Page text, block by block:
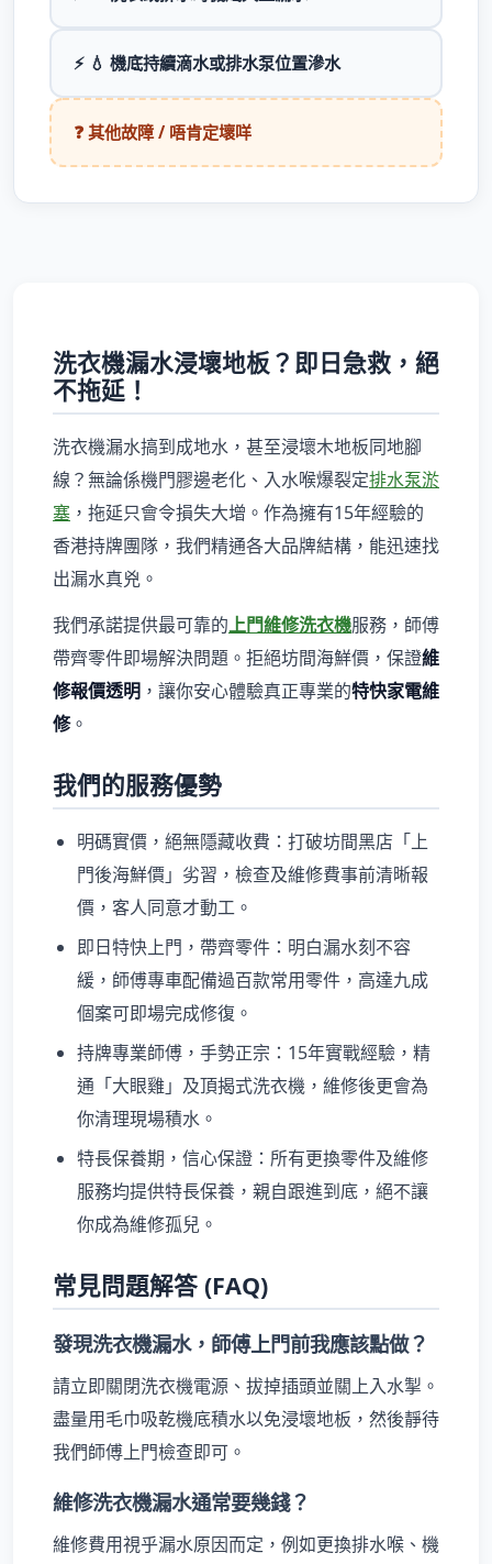
⚡ 💧 機底持續滴水或排水泵位置滲水
❓ 其他故障 / 唔肯定壞咩
洗衣機漏水浸壞地板？即日急救，絕
不拖延！
洗衣機漏水搞到成地水，甚至浸壞木地板同地腳
線？無論係機門膠邊老化、入水喉爆裂定排水泵淤
塞 ，拖延只會令損失大增。作為擁有15年經驗的
香港持牌團隊，我們精通各大品牌結構，能迅速找
出漏水真兇。
我們承諾提供最可靠的上門維修洗衣機服務，師傅
帶齊零件即場解決問題。拒絕坊間海鮮價，保證維
修報價透明 ，讓你安心體驗真正專業的特快家電維
修。
我們的服務優勢
明碼實價，絕無隱藏收費：打破坊間黑店「上
門後海鮮價」劣習，檢查及維修費事前清晰報
價，客人同意才動工。
即日特快上門，帶齊零件：明白漏水刻不容
緩，師傅專車配備過百款常用零件，高達九成
個案可即場完成修復。
持牌專業師傅，手勢正宗：15年實戰經驗，精
通「大眼雞」及頂揭式洗衣機，維修後更會為
你清理現場積水。
特長保養期，信心保證：所有更換零件及維修
服務均提供特長保養，親自跟進到底，絕不讓
你成為維修孤兒。
常見問題解答 (FAQ)
發現洗衣機漏水，師傅上門前我應該點做？
請立即關閉洗衣機電源、拔掉插頭並關上入水掣。
盡量用毛巾吸乾機底積水以免浸壞地板，然後靜待
我們師傅上門檢查即可。
維修洗衣機漏水通常要幾錢？
維修費用視乎漏水原因而定，例如更換排水喉、機